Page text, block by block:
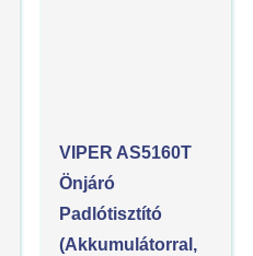
VIPER AS5160T
Önjáró
Padlótisztító
(akkumulátorral,